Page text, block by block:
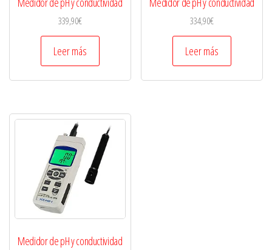
339,90€
Leer más
334,90€
Leer más
Medidor de pH y conductividad